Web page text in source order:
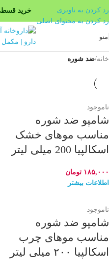
خرید
۴ قسط، بدون کارمزد
بدون
رد کردن به ناوبری
رد کردن به محتوای اصلی
منو
خانه/ضد شوره
ناموجود
شامپو ضد شوره
مناسب موهای خشک
اسکالپیا 200 میلی لیتر
۱۸۵,۰۰۰ تومان
اطلاعات بیشتر
ناموجود
شامپو ضد شوره
مناسب موهای چرب
اسکالپیا ۲۰۰ میلی لیتر